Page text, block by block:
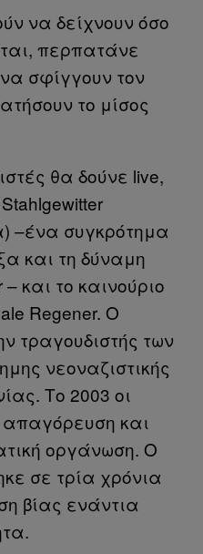
να δείχνουν όσο
περπατάνε
σφίγγουν τον
το μίσος
θα δούνε live,
–ένα συγκρότημα
και τη δύναμη
και το καινούριο
Regener. Ο
τραγουδιστής των
νεοναζιστικής
Το 2003 οι
απαγόρευση και
οργάνωση. Ο
σε τρία χρόνια
βίας ενάντια